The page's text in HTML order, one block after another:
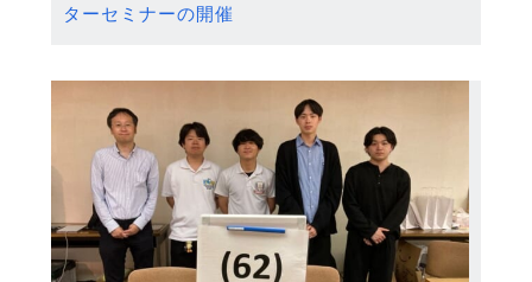
ターセミナーの開催